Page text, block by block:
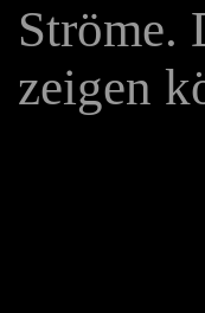
Ströme.
zeigen